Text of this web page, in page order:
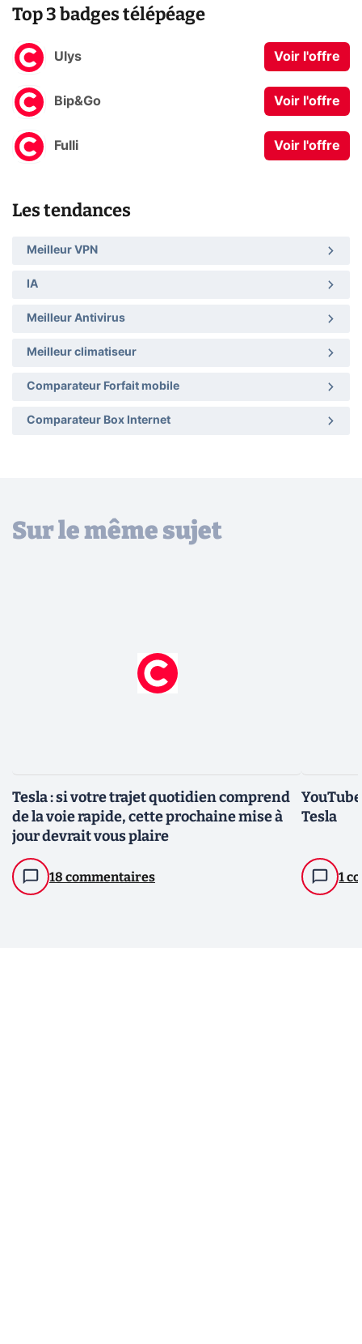
Top 3 badges télépéage
Ulys Voir l'offre
Bip&Go Voir l'offre
Fulli Voir l'offre
Les tendances
Meilleur VPN
IA
Meilleur Antivirus
Meilleur climatiseur
Comparateur Forfait mobile
Comparateur Box Internet
Sur le même sujet
Tesla : si votre trajet quotidien comprend
de la voie rapide, cette prochaine mise à
jour devrait vous plaire
18 commentaires
Tesla
1